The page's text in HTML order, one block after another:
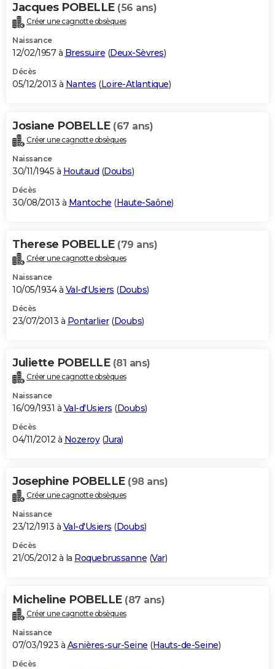
Jacques POBELLE (56 ans)
Créer une cagnotte obsèques
Naissance
12/02/1957 à Bressuire (Deux-Sèvres)
Décès
05/12/2013 à Nantes (Loire-Atlantique)
Josiane POBELLE (67 ans)
Créer une cagnotte obsèques
Naissance
30/11/1945 à Houtaud (Doubs)
Décès
30/08/2013 à Mantoche (Haute-Saône)
Therese POBELLE (79 ans)
Créer une cagnotte obsèques
Naissance
10/05/1934 à Val-d'Usiers (Doubs)
Décès
23/07/2013 à Pontarlier(Doubs)
Juliette POBELLE (81 ans)
Créer une cagnotte obsèques
Naissance
16/09/1931 à Val-d'Usiers (Doubs)
Décès
04/11/2012 à Nozeroy(Jura)
Josephine POBELLE (98 ans)
Créer une cagnotte obsèques
Naissance
23/12/1913 à Val-d'Usiers (Doubs)
Décès
21/05/2012 à la Roquebrussanne (Var)
Micheline POBELLE (87 ans)
Créer une cagnotte obsèques
Naissance
07/03/1923 à Asnières-sur-Seine (Hauts-de-Seine)
Décès